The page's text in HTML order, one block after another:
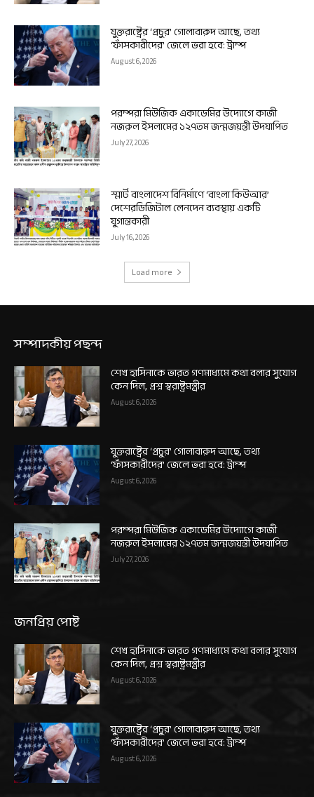
যুক্তরাষ্ট্রের ‘প্রচুর’ গোলাবারুদ আছে, তথ্য
‘ফাঁসকারীদের’ জেলে ভরা হবে: ট্রাম্প
August 6, 2026
পরম্পরা মিউজিক একাডেমির উদ্যোগে কাজী
নজরুল ইসলামের ১২৭তম জন্মজয়ন্তী উদযাপিত
July 27, 2026
স্মার্ট বাংলাদেশ বিনির্মাণে ‘বাংলা কিউআর’
দেশেরডিজিটাল লেনদেন ব্যবস্থায় একটি
যুগান্তকারী
July 16, 2026
Load more
সম্পাদকীয় পছন্দ
শেখ হাসিনাকে ভারত গণমাধ্যমে কথা বলার সুযোগ
কেন দিল, প্রশ্ন স্বরাষ্ট্রমন্ত্রীর
August 6, 2026
যুক্তরাষ্ট্রের ‘প্রচুর’ গোলাবারুদ আছে, তথ্য
‘ফাঁসকারীদের’ জেলে ভরা হবে: ট্রাম্প
August 6, 2026
পরম্পরা মিউজিক একাডেমির উদ্যোগে কাজী
নজরুল ইসলামের ১২৭তম জন্মজয়ন্তী উদযাপিত
July 27, 2026
জনপ্রিয় পোষ্ট
শেখ হাসিনাকে ভারত গণমাধ্যমে কথা বলার সুযোগ
কেন দিল, প্রশ্ন স্বরাষ্ট্রমন্ত্রীর
August 6, 2026
যুক্তরাষ্ট্রের ‘প্রচুর’ গোলাবারুদ আছে, তথ্য
‘ফাঁসকারীদের’ জেলে ভরা হবে: ট্রাম্প
August 6, 2026